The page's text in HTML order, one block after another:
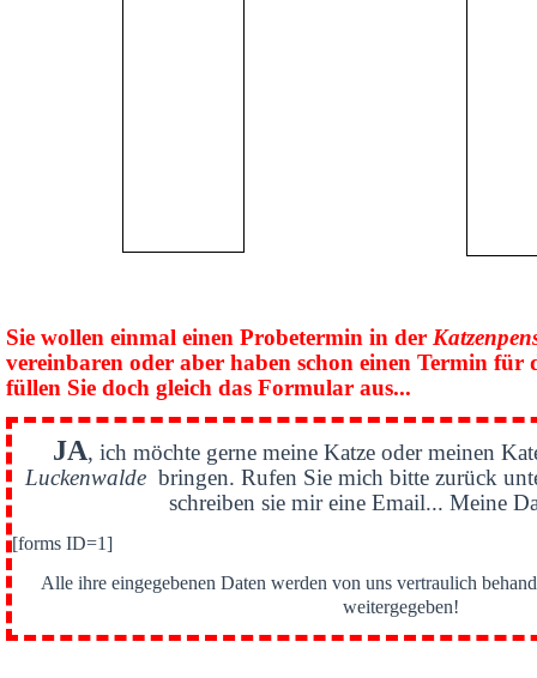
Sie wollen einmal einen Probetermin in der
vereinbaren oder aber haben schon einen Termin für
füllen Sie doch gleich das Formular aus...
JA, ich möchte gerne meine Katze oder meinen
Luckenwaldebringen. Rufen Sie mich bitte zurück
schreiben sie mir eine Email... Meine
[forms ID=1]
Alle ihre eingegebenen Daten werden von uns vertraulich
weitergegeben!